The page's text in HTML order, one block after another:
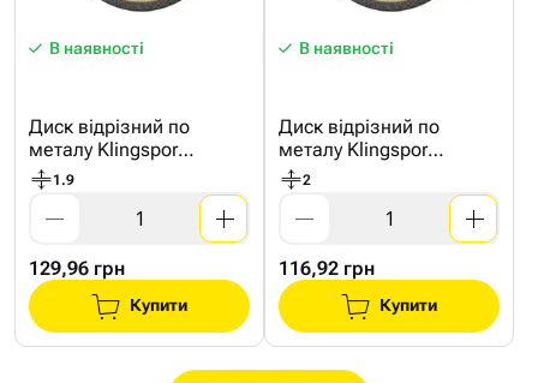
В наявності
Диск відрізний по
металу Klingspor
230*1,9мм
1.9
129,96 грн
Купити
В наявності
Диск відрізний по
металу Klingspor
230*2мм
2
116,92 грн
Купити